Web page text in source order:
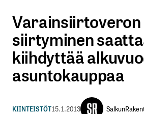
Varainsiirtoveron
siirtyminen
kiihdyttää
asuntokauppaa
KIINTEISTÖT15.1.2013